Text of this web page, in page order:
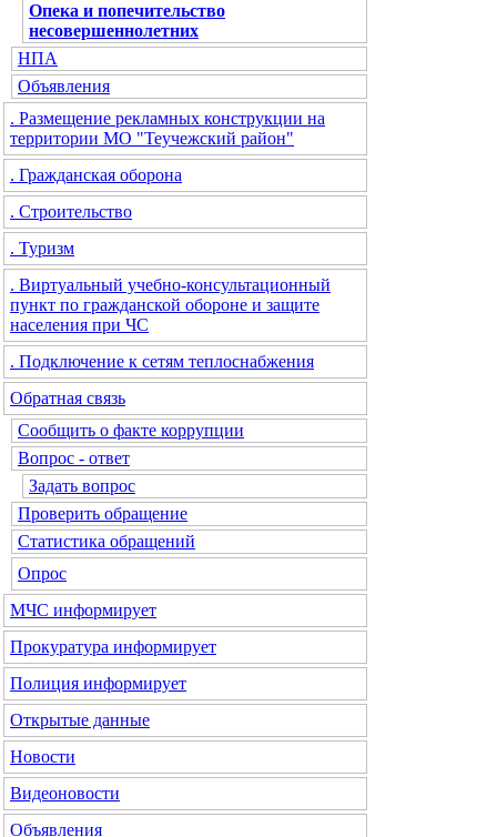
Опека и попечительство
несовершеннолетних
НПА
Объявления
. Размещение рекламных конструкции на
территории МО "Теучежский район"
. Гражданская оборона
. Строительство
. Туризм
. Виртуальный учебно-консультационный
пункт по гражданской обороне и защите
населения при ЧС
. Подключение к сетям теплоснабжения
Обратная связь
Сообщить о факте коррупции
Вопрос - ответ
Задать вопрос
Проверить обращение
Статистика обращений
Опрос
МЧС информирует
Прокуратура информирует
Полиция информирует
Открытые данные
Новости
Видеоновости
Объявления